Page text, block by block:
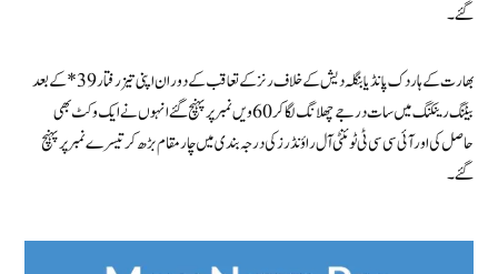
گئے۔
بھارت کےہاردک پانڈیا بنگلہ دیش کے خلاف رنز کے تعاقب کے دوران اپنی تیز رفتار 39* کے بعد
بیٹنگ رینکنگ میں سات درجے چھلانگ لگا کر 60 ویں نمبر پر پہنچ گئے انہوں نے ایک وکٹ بھی
حاصل کی اور آئی سی سی ٹی ٹوئنٹی آل راؤنڈرز کی درجہ بندی میں چار مقام بڑھ کر تیسرے نمبر پر پہنچ
گئے۔